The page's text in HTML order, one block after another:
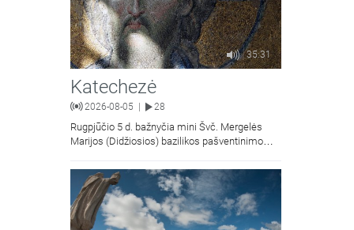
35:31
Katechezė
2026-08-05 28
Rugpjūčio 5 d. bažnyčia mini Švč. Mergelės
Marijos (Didžiosios) bazilikos pašventinimo
Snieginės švente. Šiluvos Švč. Mergelės